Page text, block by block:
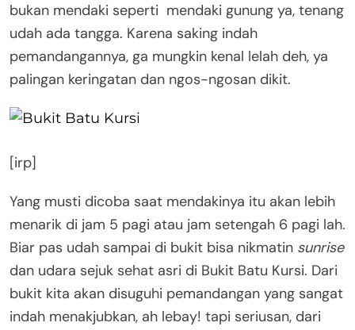
bukan mendaki seperti mendaki gunung ya, tenang
udah ada tangga. Karena saking indah
pemandangannya, ga mungkin kenal lelah deh, ya
palingan keringatan dan ngos-ngosan dikit.
[irp]
Yang musti dicoba saat mendakinya itu akan lebih
menarik di jam 5 pagi atau jam setengah 6 pagi lah.
Biar pas udah sampai di bukit bisa nikmatin sunrise
dan udara sejuk sehat asri di Bukit Batu Kursi. Dari
bukit kita akan disuguhi pemandangan yang sangat
indah menakjubkan, ah lebay! tapi seriusan, dari